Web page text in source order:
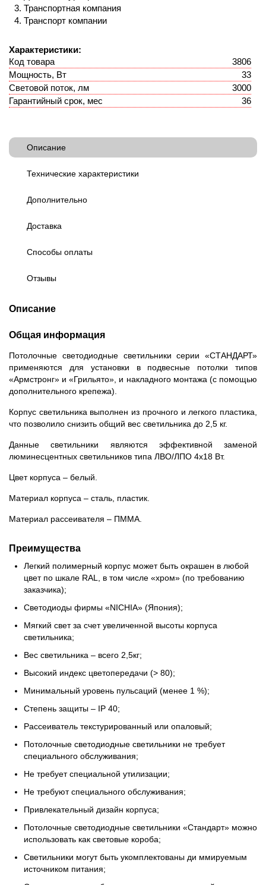
Транспортная компания
Транспорт компании
Характеристики:
Код товара
3806
Мощность, Вт
33
Световой поток, лм
3000
Гарантийный срок, мес
36
Описание
Технические характеристики
Дополнительно
Доставка
Способы оплаты
Отзывы
Описание
Общая информация
Потолочные светодиодные светильники серии «СТАНДАРТ»
применяются для установки в подвесные потолки типов
«Армстронг» и «Грильято», и накладного монтажа (с помощью
дополнительного крепежа).
Корпус светильника выполнен из прочного и легкого пластика,
что позволило снизить общий вес светильника до 2,5 кг.
Данные светильники являются эффективной заменой
люминесцентных светильников типа ЛВО/ЛПО 4х18 Вт.
Цвет корпуса – белый.
Материал корпуса – сталь, пластик.
Материал рассеивателя – ПММА.
Преимущества
Легкий полимерный корпус может быть окрашен в любой
цвет по шкале RAL, в том числе «хром» (по требованию
заказчика);
Светодиоды фирмы «NICHIA» (Япония);
Мягкий свет за счет увеличенной высоты корпуса
светильника;
Вес светильника – всего 2,5кг;
Высокий индекс цветопередачи (> 80);
Минимальный уровень пульсаций (менее 1 %);
Степень защиты – IP 40;
Рассеиватель текстурированный или опаловый;
Потолочные светодиодные светильники не требует
специального обслуживания;
Не требует специальной утилизации;
Не требуют специального обслуживания;
Привлекательный дизайн корпуса;
Потолочные светодиодные светильники «Стандарт» можно
использовать как световые короба;
Светильники могут быть укомплектованы ди ммируемым
источником питания;